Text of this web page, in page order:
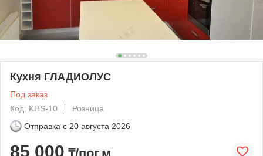
Кухня ГЛАДИОЛУС
Под заказ
Код: KHS-10
Розница
Отправка с 20 августа 2026
85 000